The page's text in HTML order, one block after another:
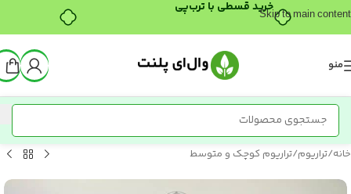
خرید قسطی با ترب‌پیSkip to main content
منو
خانه/تراریوم/تراریوم کوچک و متوسط